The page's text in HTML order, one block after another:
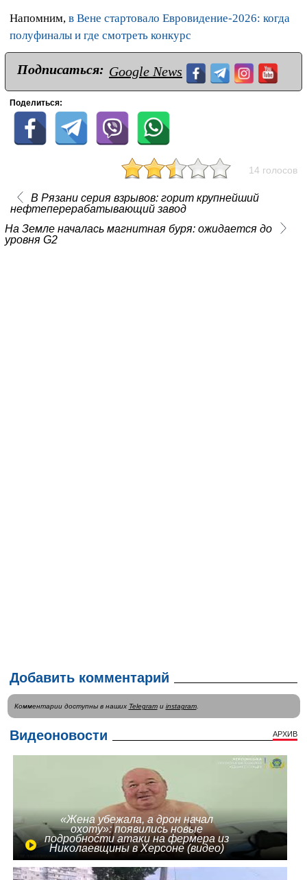
Напомним, в Вене стартовало Евровидение-2026: когда
полуфиналы и где смотреть конкурс
Подписаться: Google News
Поделиться:
14 голосов
В Рязани серия взрывов: горит крупнейший
нефтеперерабатывающий завод
На Земле началась магнитная буря: ожидается до
уровня G2
Добавить комментарий
Комментарии доступны в наших Telegramи instagram.
Видеоновости АРХИВ
«Жена убежала, а дрон начал
охоту»: появились новые
подробности атаки на фермера из
Николаевщины в Херсоне (видео)